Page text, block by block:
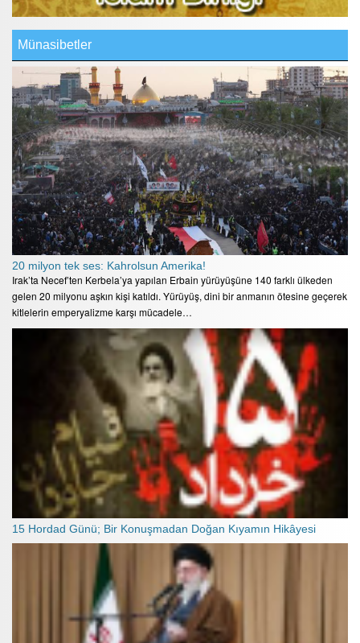
Münasibetler
20 milyon tek ses: Kahrolsun Amerika!
Irak’ta Necef’ten Kerbela’ya yapılan Erbain yürüyüşüne 140 farklı ülkeden
gelen 20 milyonu aşkın kişi katıldı. Yürüyüş, dini bir anmanın ötesine geçerek
kitlelerin emperyalizme karşı mücadele…
15 Hordad Günü; Bir Konuşmadan Doğan Kıyamın Hikâyesi